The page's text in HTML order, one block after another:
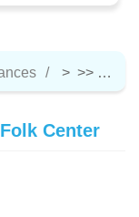
> >>
Center